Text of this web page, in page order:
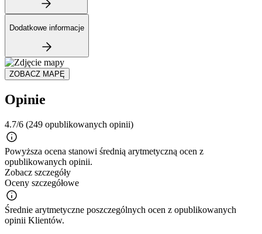
Dodatkowe informacje
ZOBACZ MAPĘ
Opinie
4.7/6 (249 opublikowanych opinii)
Powyższa ocena stanowi średnią arytmetyczną ocen z
opublikowanych opinii.
Zobacz szczegóły
Oceny szczegółowe
Średnie arytmetyczne poszczególnych ocen z opublikowanych
opinii Klientów.